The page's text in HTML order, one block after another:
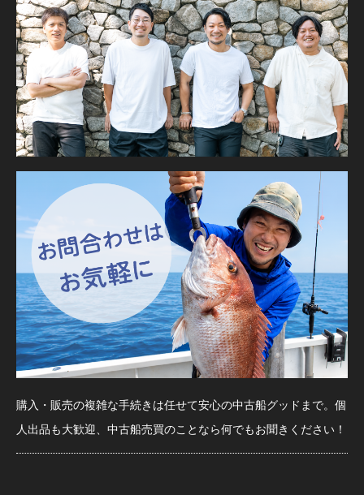
購入・販売の複雑な手続きは任せて安心の中古船グッドまで。個
人出品も大歓迎、中古船売買のことなら何でもお聞きください！